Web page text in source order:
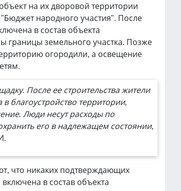
на их дворовой территории
народного участия". После
в состав объекта
границы земельного участка. Позже
огородили, а освещение
После ее строительства жители
благоустройство территории,
Люди несут расходы по
его в надлежащем состоянии,
что никаких подтверждающих
в состав объекта